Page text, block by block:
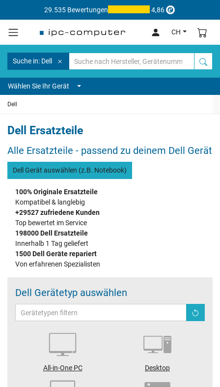
29.535 Bewertungen 4,86
CH
Suche in: Dell
Wählen Sie Ihr Gerät
Dell
Dell Ersatzteile
Alle Ersatzteile - passend zu deinem Dell Gerät
Dell Gerät auswählen (z.B. Notebook)
100% Originale Ersatzteile
Kompatibel & langlebig
+29527 zufriedene Kunden
Top bewertet im Service
198000 Dell Ersatzteile
Innerhalb 1 Tag geliefert
1500 Dell Geräte repariert
Von erfahrenen Spezialisten
Dell Gerätetyp auswählen
All-in-One PC Desktop